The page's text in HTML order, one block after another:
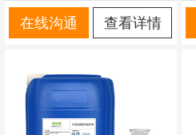
在线沟通 查看详情